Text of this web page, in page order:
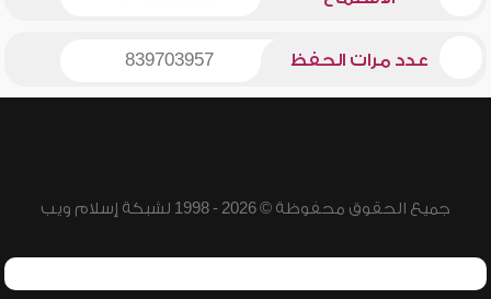
عدد مرات الحفظ 839703957
جميع الحقوق محفوظة © 2026 - 1998 لشبكة إسلام ويب